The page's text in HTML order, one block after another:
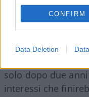
CONFIRM
Data Deletion
mancato gettito,
primo anno
Oltretutto dopo
per andare a pari.
solo dopo due
interessi che